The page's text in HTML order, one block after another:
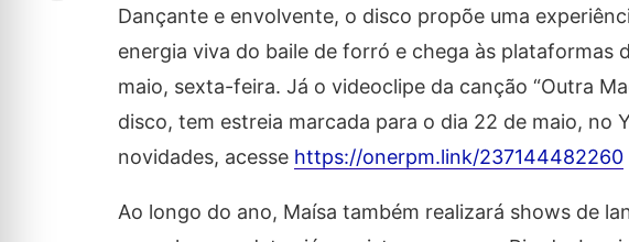
Dançante e envolvente, o disco propõe uma
energia viva do baile de forró e chega às plataformas
maio, sexta-feira. Já o videoclipe da canção “Outra
disco, tem estreia marcada para o dia 22 de maio, no
novidades, acesse https://onerpm.link/237144482260
Ao longo do ano, Maísa também realizará shows de